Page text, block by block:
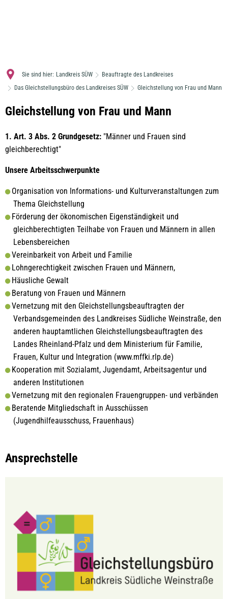
Sie sind hier: Landkreis SÜW
Beauftragte des Landkreises
Das Gleichstellungsbüro des Landkreises SÜW
Gleichstellung von Frau und Mann
Gleichstellung
Frau
Gleichstellung von Frau und Mann
1. Art. 3 Abs. 2 Grundgesetz: "Männer und Frauen sind
gleichberechtigt"
Unsere Arbeitsschwerpunkte
Organisation von Informations- und Kulturveranstaltungen zum
Thema Gleichstellung
Förderung der ökonomischen Eigenständigkeit und
gleichberechtigten Teilhabe von Frauen und Männern in allen
Lebensbereichen
Vereinbarkeit von Arbeit und Familie
Lohngerechtigkeit zwischen Frauen und Männern,
Häusliche Gewalt
Beratung von Frauen und Männern
Vernetzung mit den Gleichstellungsbeauftragten der
Verbandsgemeinden des Landkreises Südliche Weinstraße, den
anderen hauptamtlichen Gleichstellungsbeauftragten des
Landes Rheinland-Pfalz und dem Ministerium für Familie,
Frauen, Kultur und Integration (www.mffki.rlp.de)
Kooperation mit Sozialamt, Jugendamt, Arbeitsagentur und
anderen Institutionen
Vernetzung mit den regionalen Frauengruppen- und verbänden
Beratende Mitgliedschaft in Ausschüssen
(Jugendhilfeausschuss, Frauenhaus)
Ansprechstelle